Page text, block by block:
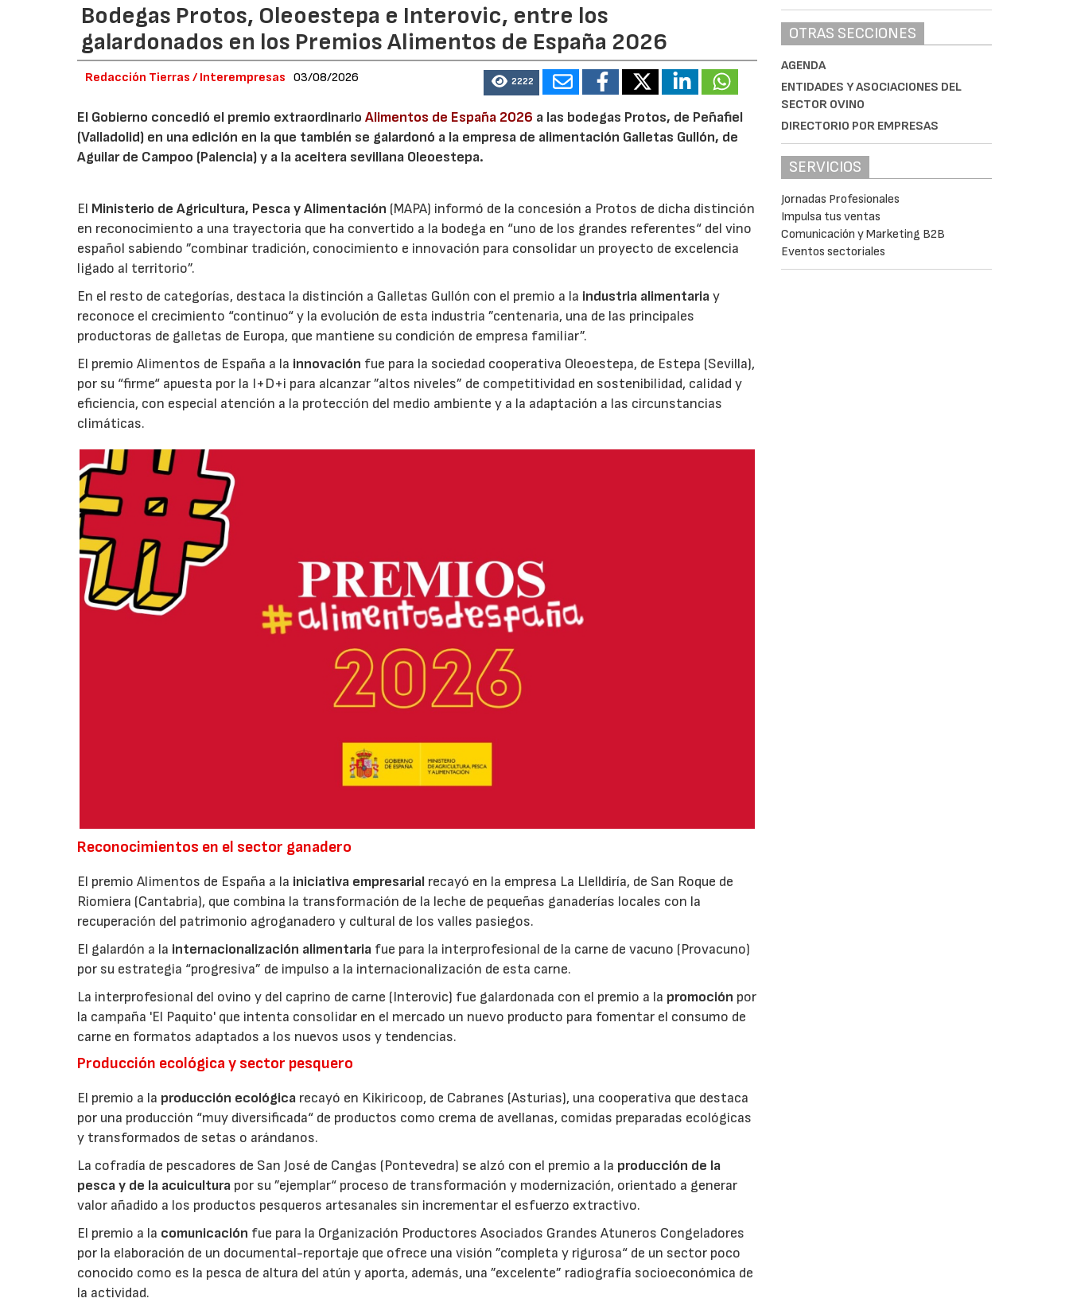
Bodegas Protos, Oleoestepa e Interovic, entre los
galardonados en los Premios Alimentos de España 2026
Redacción Tierras / Interempresas 03/08/2026 2222
El Gobierno concedió el premio extraordinarioAlimentos de España 2026 a las bodegas Protos, de Peñafiel
(Valladolid) en una edición en la que también se galardonó a la empresa de alimentación Galletas Gullón, de
Aguilar de Campoo (Palencia) y a la aceitera sevillana Oleoestepa.
El Ministerio de Agricultura, Pesca y Alimentación (MAPA) informó de la concesión a Protos de dicha distinción
en reconocimiento a una trayectoria que ha convertido a la bodega en “uno de los grandes referentes“ del vino
español sabiendo ”combinar tradición, conocimiento e innovación para consolidar un proyecto de excelencia
ligado al territorio”.
En el resto de categorías, destaca la distinción a Galletas Gullón con el premio a la industria alimentariay
reconoce el crecimiento “continuo“ y la evolución de esta industria ”centenaria, una de las principales
productoras de galletas de Europa, que mantiene su condición de empresa familiar”.
El premio Alimentos de España a la innovación fue para la sociedad cooperativa Oleoestepa, de Estepa (Sevilla),
por su “firme“ apuesta por la I+D+i para alcanzar ”altos niveles” de competitividad en sostenibilidad, calidad y
eficiencia, con especial atención a la protección del medio ambiente y a la adaptación a las circunstancias
climáticas.
Reconocimientos en el sector ganadero
El premio Alimentos de España a la iniciativa empresarial recayó en la empresa La Llelldiría, de San Roque de
Riomiera (Cantabria), que combina la transformación de la leche de pequeñas ganaderías locales con la
recuperación del patrimonio agroganadero y cultural de los valles pasiegos.
El galardón a la internacionalización alimentaria fue para la interprofesional de la carne de vacuno (Provacuno)
por su estrategia “progresiva” de impulso a la internacionalización de esta carne.
La interprofesional del ovino y del caprino de carne (Interovic) fue galardonada con el premio a la promoción por
la campaña 'El Paquito' que intenta consolidar en el mercado un nuevo producto para fomentar el consumo de
carne en formatos adaptados a los nuevos usos y tendencias.
Producción ecológica y sector pesquero
El premio a la producción ecológica recayó en Kikiricoop, de Cabranes (Asturias), una cooperativa que destaca
por una producción “muy diversificada“ de productos como crema de avellanas, comidas preparadas ecológicas
y transformados de setas o arándanos.
La cofradía de pescadores de San José de Cangas (Pontevedra) se alzó con el premio a la producción de la
pesca y de la acuicultura por su ”ejemplar“ proceso de transformación y modernización, orientado a generar
valor añadido a los productos pesqueros artesanales sin incrementar el esfuerzo extractivo.
El premio a la comunicación fue para la Organización Productores Asociados Grandes Atuneros Congeladores
por la elaboración de un documental-reportaje que ofrece una visión ”completa y rigurosa“ de un sector poco
conocido como es la pesca de altura del atún y aporta, además, una ”excelente” radiografía socioeconómica de
la actividad.
OTRAS SECCIONES
AGENDA
ENTIDADES Y ASOCIACIONES DEL
SECTOR OVINO
DIRECTORIO POR EMPRESAS
SERVICIOS
Jornadas Profesionales
Impulsa tus ventas
Comunicación y Marketing B2B
Eventos sectoriales